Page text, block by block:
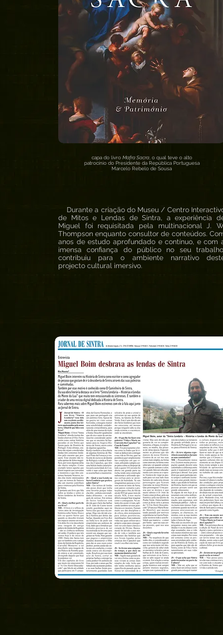
capa do livro Mafra Sacra, o qual teve o alto
patrocínio do Presidente da República Portuguesa
Marcelo Rebelo de Sousa
Durante a criação do Museu / Centro
de Mitos e Lendas de Sintra, a experiência
Miguel foi requisitada pela multinacional J.
Thompson enquanto consultor de conteúdos.
anos de estudo aprofundado e contínuo, e com
imensa confiança do público no seu
contribuiu para o ambiente narrativo
projecto cultural imersivo.